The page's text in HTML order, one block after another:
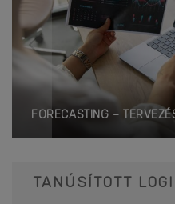
FORECASTING –
TANÚSÍTOTT